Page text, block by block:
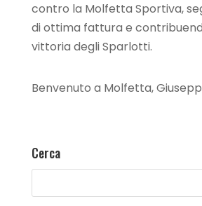
contro la Molfetta Sportiva,
di ottima fattura e
vittoria degli Sparlotti.
Benvenuto a Molfetta,
Cerca